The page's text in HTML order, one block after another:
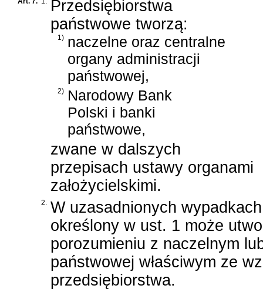
Przedsiębiorstwa
państwowe tworzą:
1) naczelne oraz centralne
organy administracji
państwowej,
2) Narodowy Bank
Polski i banki
państwowe,
zwane w dalszych
przepisach ustawy organami
założycielskimi.
2.
W uzasadnionych
określony w ust. 1 może
porozumieniu z naczelnym
państwowej właściwym ze
przedsiębiorstwa.